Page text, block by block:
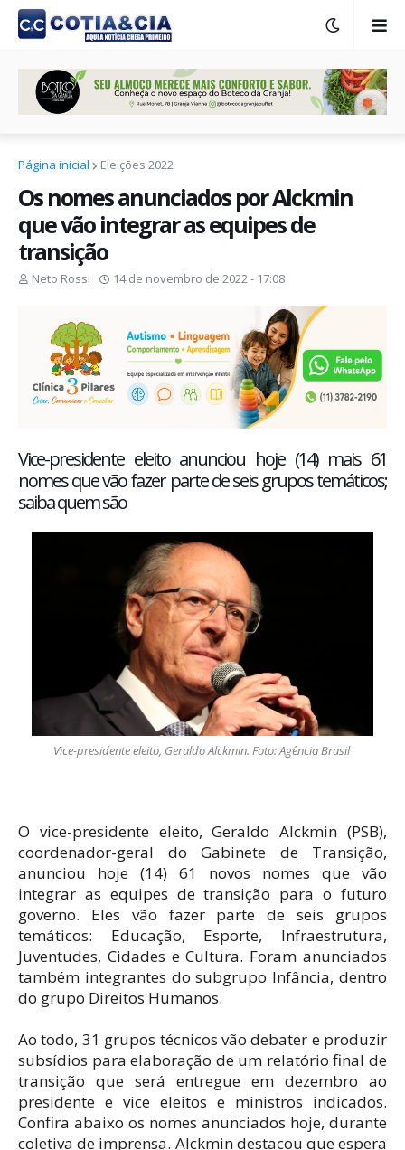
Página inicial Eleições 2022
Os nomes anunciados por Alckmin
que vão integrar as equipes de
transição
Neto Rossi 14 de novembro de 2022 - 17:08
Vice-presidente eleito anunciou hoje (14) mais 61
nomes que vão fazer parte de seis grupos temáticos;
saiba quem são
Vice-presidente eleito, Geraldo Alckmin. Foto: Agência Brasil
O vice-presidente eleito, Geraldo Alckmin (PSB),
coordenador-geral do Gabinete de Transição,
anunciou hoje (14) 61 novos nomes que vão
integrar as equipes de transição para o futuro
governo. Eles vão fazer parte de seis grupos
temáticos: Educação, Esporte, Infraestrutura,
Juventudes, Cidades e Cultura. Foram anunciados
também integrantes do subgrupo Infância, dentro
do grupo Direitos Humanos.
Ao todo, 31 grupos técnicos vão debater e produzir
subsídios para elaboração de um relatório final de
transição que será entregue em dezembro ao
presidente e vice eleitos e ministros indicados.
Confira abaixo os nomes anunciados hoje, durante
coletiva de imprensa. Alckmin destacou que espera